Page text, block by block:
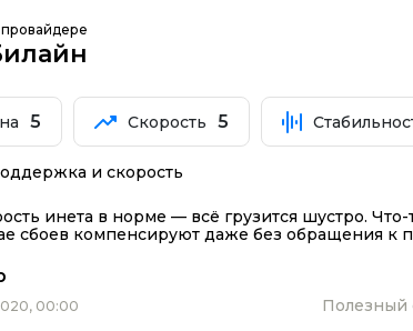
5 Скорость 5
и скорость
инета в норме — всё грузится шустро.
сбоев компенсируют даже без обращения к
00:00 Полезный